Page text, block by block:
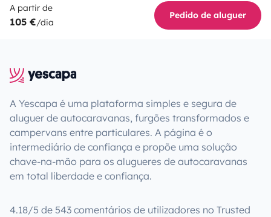
A partir de
105 €/dia
Pedido de aluguer
A Yescapa é uma plataforma simples e segura de
aluguer de autocaravanas, furgões transformados e
campervans entre particulares. A página é o
intermediário de confiança e propõe uma solução
chave-na-mão para os alugueres de autocaravanas
em total liberdade e confiança.
4.18/5 de 543 comentários de utilizadores no Trusted